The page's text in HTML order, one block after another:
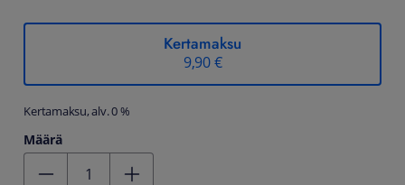
Kertamaksu
9,90 €
Kertamaksu, alv. 0 %
Määrä